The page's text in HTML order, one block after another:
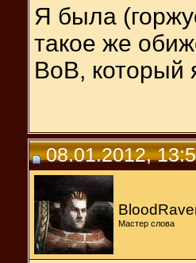
Я была
такое же
ВоВ, который
08.01.2012,
Мастер слова